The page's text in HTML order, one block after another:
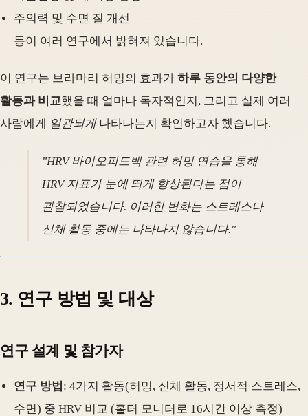
주의력 및 수면 질 개선
등이 여러 연구에서 밝혀져 있습니다.
이 연구는 브라마리 허밍의 효과가 하루 동안의 다양한
활동과 비교했을 때 얼마나 독자적인지, 그리고 실제 여러
사람에게
일관되게나타나는지 확인하고자 했습니다.
"HRV 바이오피드백 관련 허밍 연습을 통해
HRV 지표가 눈에 띄게 향상된다는 점이
관찰되었습니다. 이러한 변화는 스트레스나
신체 활동 중에는 나타나지 않습니다."
3. 연구 방법 및 대상
연구 설계 및 참가자
연구 방법 : 4가지 활동(허밍, 신체 활동, 정서적 스트레스,
수면) 중 HRV 비교 (홀터 모니터로 16시간 이상 측정)